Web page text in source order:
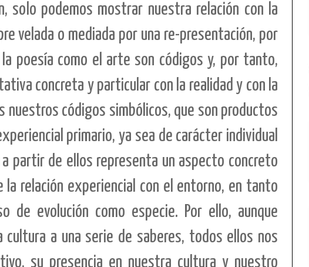
solo podemos mostrar nuestra relación con la
velada o mediada por una re-presentación, por
poesía como el arte son códigos y, por tanto,
concreta y particular con la realidad y con la
nuestros códigos simbólicos, que son productos
primario, ya sea de carácter individual
partir de ellos representa un aspecto concreto
relación experiencial con el entorno, en tanto
de evolución como especie. Por ello, aunque
a una serie de saberes, todos ellos nos
su presencia en nuestra cultura y nuestro